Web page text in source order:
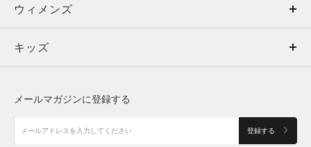
ウィメンズ
キッズ
アクセサリー
トップス
ボトムス
アクセサリー
ウィメンズ
トップス
シューズ
キッズ
メールマガジンに登録する
登録する